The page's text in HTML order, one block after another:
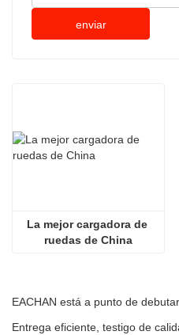
enviar
La mejor cargadora de
ruedas de China